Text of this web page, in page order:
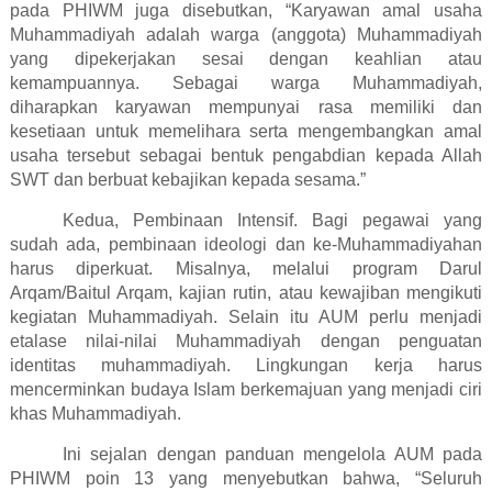
pada PHIWM juga disebutkan, “Karyawan amal usaha
Muhammadiyah adalah warga (anggota) Muhammadiyah
yang dipekerjakan sesai dengan keahlian atau
kemampuannya. Sebagai warga Muhammadiyah,
diharapkan karyawan mempunyai rasa memiliki dan
kesetiaan untuk memelihara serta mengembangkan amal
usaha tersebut sebagai bentuk pengabdian kepada Allah
SWT dan berbuat kebajikan kepada sesama.”
Kedua, Pembinaan Intensif. Bagi pegawai yang
sudah ada, pembinaan ideologi dan ke-Muhammadiyahan
harus diperkuat. Misalnya, melalui program Darul
Arqam/Baitul Arqam, kajian rutin, atau kewajiban mengikuti
kegiatan Muhammadiyah. Selain itu AUM perlu menjadi
etalase nilai-nilai Muhammadiyah dengan penguatan
identitas muhammadiyah. Lingkungan kerja harus
mencerminkan budaya Islam berkemajuan yang menjadi ciri
khas Muhammadiyah.
Ini sejalan dengan panduan mengelola AUM pada
PHIWM poin 13 yang menyebutkan bahwa, “Seluruh